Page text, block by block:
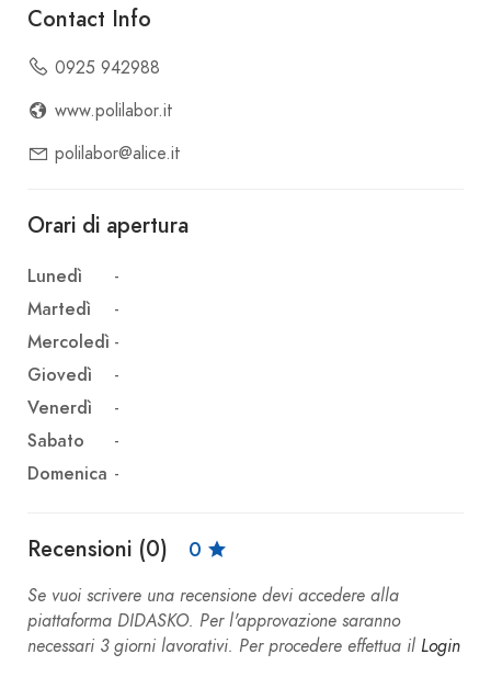
Contact Info
0925 942988
www.polilabor.it
polilabor@alice.it
Orari di apertura
Lunedì
-
Martedì
-
Mercoledì -
Giovedì
-
Venerdì
-
Sabato
-
Domenica -
Recensioni (0) 0
Se vuoi scrivere una recensione devi accedere alla
piattaforma DIDASKO. Per l'approvazione saranno
necessari 3 giorni lavorativi. Per procedere effettua il Login